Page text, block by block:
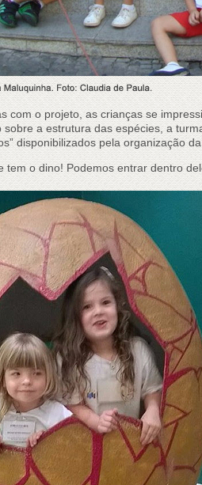
com o projeto, as crianças se
a estrutura das espécies, a
disponibilizados pela organização
o dino! Podemos entrar dentro